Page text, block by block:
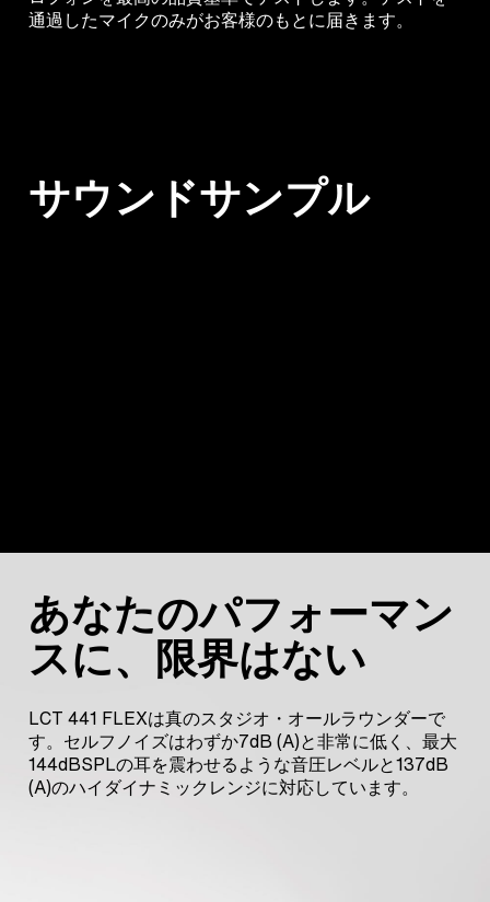
通過したマイクのみがお客様のもとに届きます。
サウンドサンプル
あなたのパフォーマン
スに、限界はない
LCT 441 FLEXは真のスタジオ・オールラウンダーで
す。セルフノイズはわずか7dB (A)と非常に低く、最大
144dBSPLの耳を震わせるような音圧レベルと137dB
(A)のハイダイナミックレンジに対応しています。